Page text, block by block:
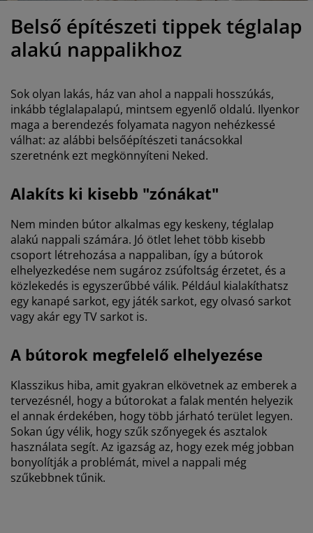
matracok
és kiegészítők
világítás
kiegészítők
Belső építészeti tippek téglalap
alakú nappalikhoz
Sok olyan lakás, ház van ahol a nappali hosszúkás,
inkább téglalapalapú, mintsem egyenlő oldalú. Ilyenkor
maga a berendezés folyamata nagyon nehézkessé
válhat: az alábbi belsőépítészeti tanácsokkal
szeretnénk ezt megkönnyíteni Neked.
Alakíts ki kisebb "zónákat"
Nem minden bútor alkalmas egy keskeny, téglalap
alakú nappali számára. Jó ötlet lehet több kisebb
csoport létrehozása a nappaliban, így a bútorok
elhelyezkedése nem sugároz zsúfoltság érzetet, és a
közlekedés is egyszerűbbé válik. Például kialakíthatsz
egy kanapé sarkot, egy játék sarkot, egy olvasó sarkot
vagy akár egy TV sarkot is.
A bútorok megfelelő elhelyezése
Klasszikus hiba, amit gyakran elkövetnek az emberek a
tervezésnél, hogy a bútorokat a falak mentén helyezik
el annak érdekében, hogy több járható terület legyen.
Sokan úgy vélik, hogy szűk szőnyegek és asztalok
használata segít. Az igazság az, hogy ezek még jobban
bonyolítják a problémát, mivel a nappali még
szűkebbnek tűnik.